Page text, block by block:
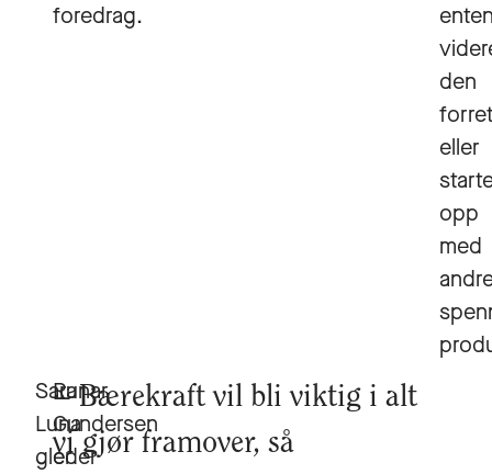
foredrag.
den
eller
opp
med
Sara
Luna
gleder
Runar
Gundersen
er
Bærekraft vil bli viktig i alt
vi gjør framover, så